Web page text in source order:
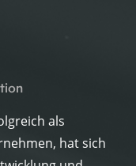
als
hat sich